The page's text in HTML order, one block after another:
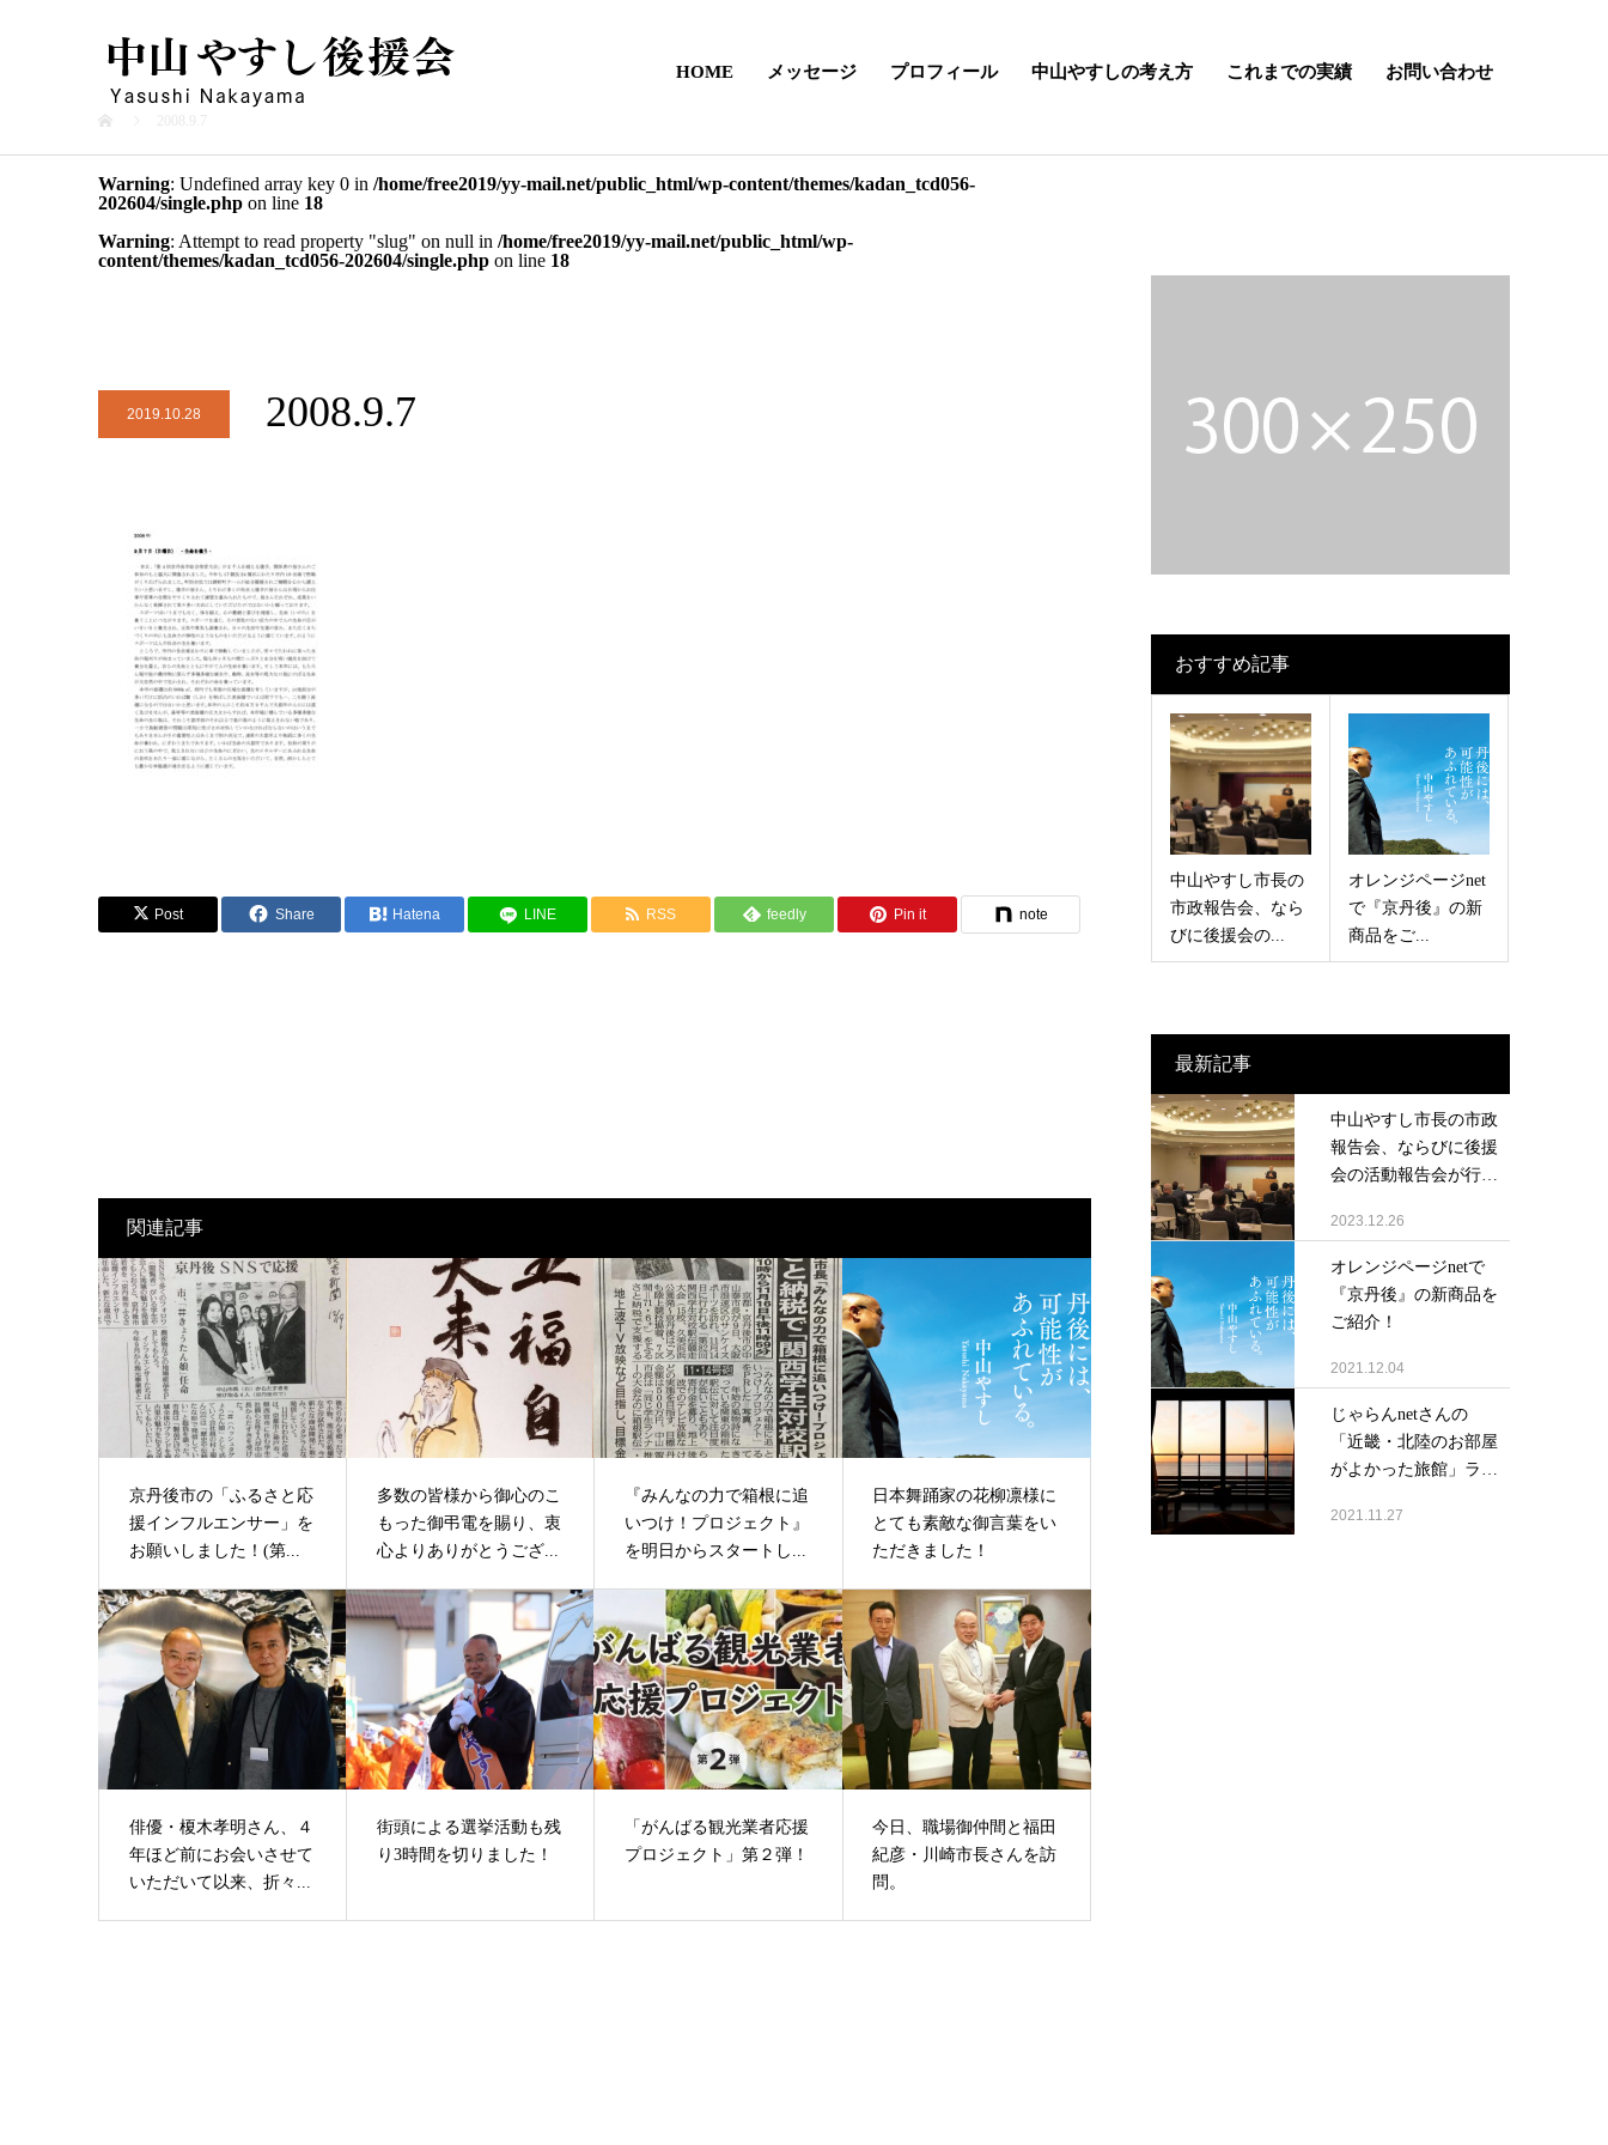
HOME メッセージ プロフィール 中山やすしの考え方 これまでの実績 お問い合わせ
2008.9.7
Warning: Undefined array key 0 in /home/free2019/yy-mail.net/public_html/wp-content/themes/kadan_tcd056-
202604/single.php on line 18
Warning: Attempt to read property "slug" on null in /home/free2019/yy-mail.net/public_html/wp-
content/themes/kadan_tcd056-202604/single.php on line 18
2019.10.28 2008.9.7
Post Share Hatena LINE RSS feedly Pin it note
関連記事
京丹後市の「ふるさと応
援インフルエンサー」を
お願いしました！(第...
多数の皆様から御心のこ
もった御弔電を賜り、衷
心よりありがとうござ...
『みんなの力で箱根に追
いつけ！プロジェクト』
を明日からスタートし...
日本舞踊家の花柳凛様に
とても素敵な御言葉をい
ただきました！
俳優・榎木孝明さん、４
年ほど前にお会いさせて
いただいて以来、折々...
街頭による選挙活動も残
り3時間を切りました！
「がんばる観光業者応援
プロジェクト」第２弾！
今日、職場御仲間と福田
紀彦・川崎市長さんを訪
問。
おすすめ記事
中山やすし市長の
市政報告会、なら
びに後援会の...
オレンジページnet
で『京丹後』の新
商品をご...
最新記事
中山やすし市長の市政
報告会、ならびに後援
会の活動報告会が行
2023.12.26
オレンジページnetで
『京丹後』の新商品を
ご紹介！
2021.12.04
じゃらんnetさんの
「近畿・北陸のお部屋
がよかった旅館」ラ
2021.11.27